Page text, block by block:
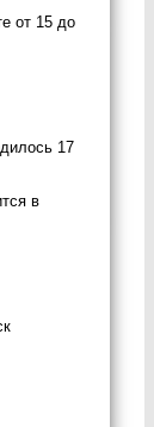
от 15 до
17
в